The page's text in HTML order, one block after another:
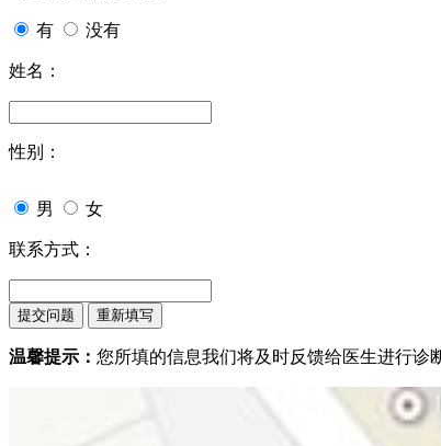
有 没有
姓名：
性别：
男 女
联系方式：
温馨提示： 您所填的信息我们将及时反馈给医生进行诊